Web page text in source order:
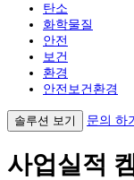
탄소
화학물질
안전
보건
환경
안전보건환경
솔루션 보기 문의 하
사업실적